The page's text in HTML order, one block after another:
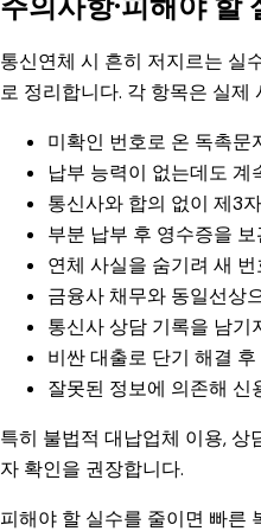
통신연체 시 흔히 저지르는 실
로 정리합니다. 각 항목은 실제
미확인 번호로 온 독촉문
납부 능력이 없는데도 계
통신사와 합의 없이 제3
부분 납부 후 영수증을
연체 사실을 숨기려 새
금융사 채무와 동일선상
통신사 상담 기록을 남기
비싼 대출로 단기 해결
잘못된 정보에 의존해 신
특히 불법적 대납업체 이용,
자 확인을 권장합니다.
피해야 할 실수를 줄이면 빠른